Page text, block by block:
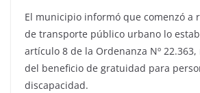
El municipio informó que comenzó a
de transporte público urbano lo
artículo 8 de la Ordenanza Nº
del beneficio de gratuidad para
discapacidad.